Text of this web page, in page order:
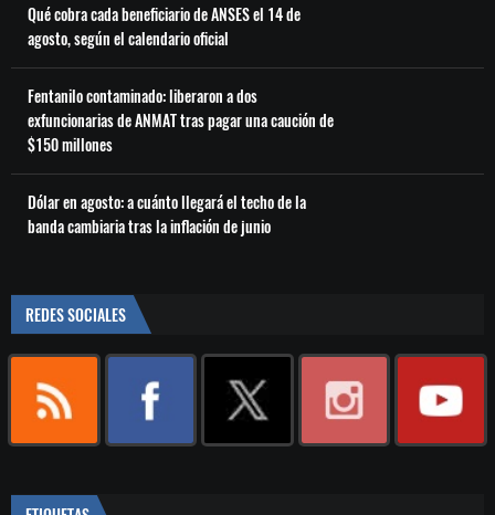
Qué cobra cada beneficiario de ANSES el 14 de
agosto, según el calendario oficial
Fentanilo contaminado: liberaron a dos
exfuncionarias de ANMAT tras pagar una caución de
$150 millones
Dólar en agosto: a cuánto llegará el techo de la
banda cambiaria tras la inflación de junio
REDES SOCIALES